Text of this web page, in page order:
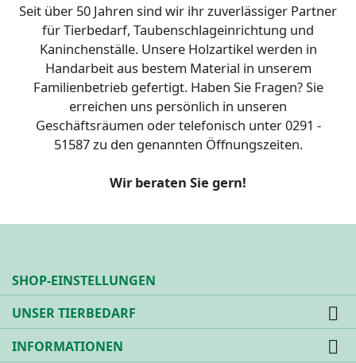
Seit über 50 Jahren sind wir ihr zuverlässiger Partner
für Tierbedarf, Taubenschlageinrichtung und
Kaninchenställe. Unsere Holzartikel werden in
Handarbeit aus bestem Material in unserem
Familienbetrieb gefertigt. Haben Sie Fragen? Sie
erreichen uns persönlich in unseren
Geschäftsräumen oder telefonisch unter 0291 -
51587 zu den genannten Öffnungszeiten.
Wir beraten Sie gern!
SHOP-EINSTELLUNGEN
UNSER TIERBEDARF

INFORMATIONEN 